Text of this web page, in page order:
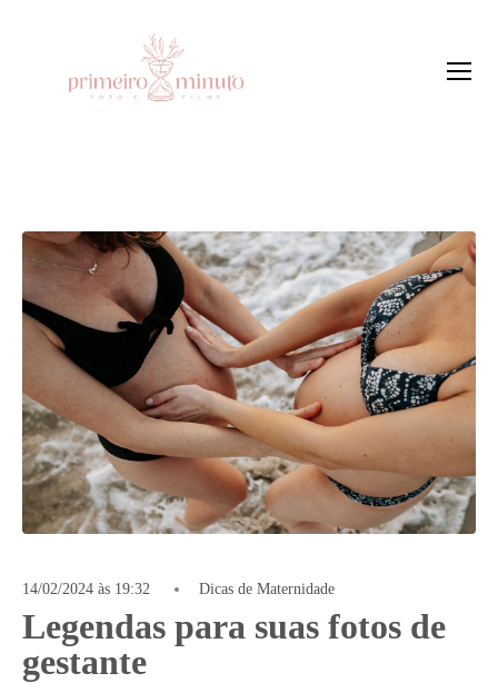
14/02/2024 às 19:32 Dicas de Maternidade
Legendas para suas fotos de
gestante